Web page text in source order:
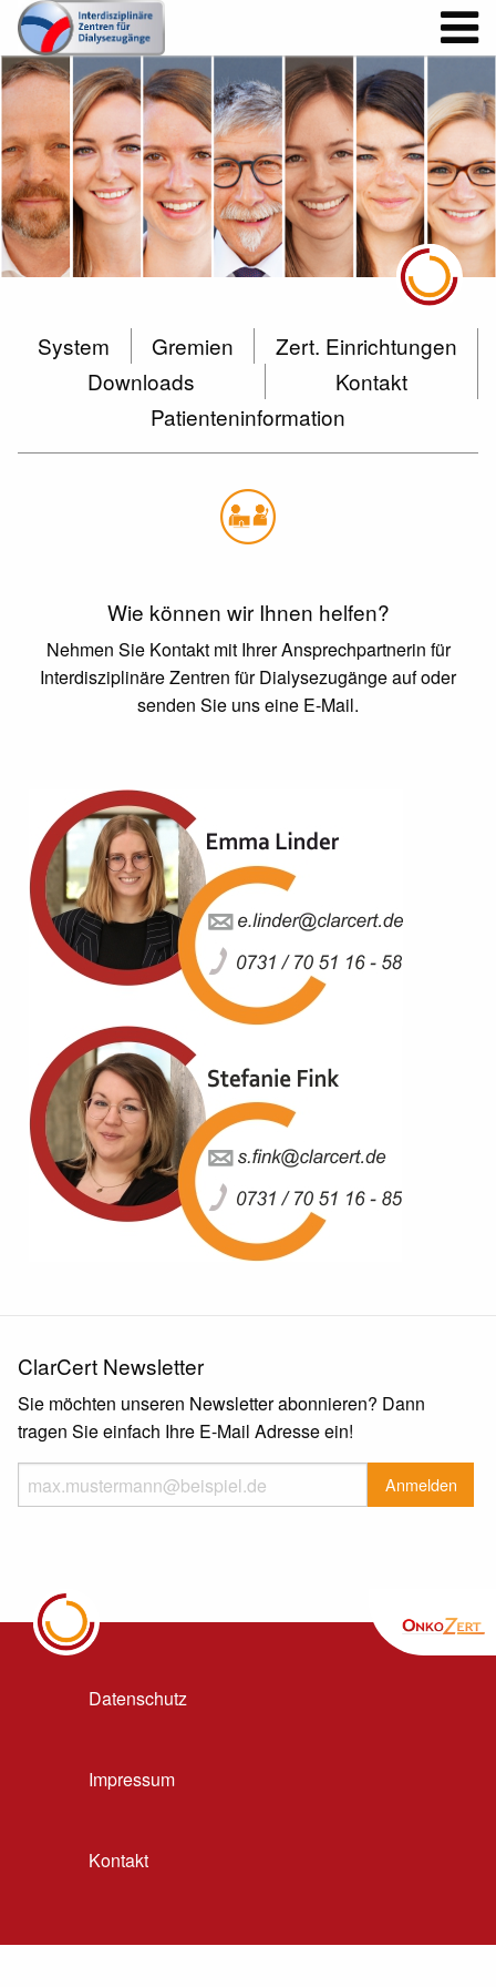
System Gremien
Zert. Einrichtungen
Downloads
Kontakt
Patienteninformation
Wie können wir Ihnen helfen?
Nehmen Sie Kontakt mit Ihrer Ansprechpartnerin für
Interdisziplinäre Zentren für Dialysezugänge auf oder
senden Sie uns eine E-Mail.
ClarCert Newsletter
Sie möchten unseren Newsletter abonnieren? Dann
tragen Sie einfach Ihre E-Mail Adresse ein!
Datenschutz
Impressum
Kontakt